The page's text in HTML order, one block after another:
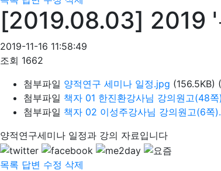
[2019.08.03] 2019 '
2019-11-16 11:58:49
조회 1662
첨부파일 양적연구 세미나 일정.jpg (156.5KB)
첨부파일 책자 01 한진환강사님 강의원고(48
첨부파일 책자 02 이성주강사님 강의원고(6쪽
양적연구세미나 일정과 강의 자료입니다
목록 답변 수정 삭제